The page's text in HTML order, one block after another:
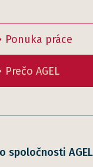
Ponuka práce
Prečo AGEL
spoločnosti AGEL